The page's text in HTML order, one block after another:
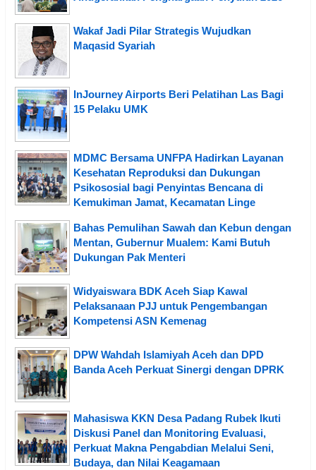
Wakaf Jadi Pilar Strategis Wujudkan
Maqasid Syariah
InJourney Airports Beri Pelatihan Las Bagi
15 Pelaku UMK
MDMC Bersama UNFPA Hadirkan Layanan
Kesehatan Reproduksi dan Dukungan
Psikososial bagi Penyintas Bencana di
Kemukiman Jamat, Kecamatan Linge
Bahas Pemulihan Sawah dan Kebun dengan
Mentan, Gubernur Mualem: Kami Butuh
Dukungan Pak Menteri
Widyaiswara BDK Aceh Siap Kawal
Pelaksanaan PJJ untuk Pengembangan
Kompetensi ASN Kemenag
DPW Wahdah Islamiyah Aceh dan DPD
Banda Aceh Perkuat Sinergi dengan DPRK
Mahasiswa KKN Desa Padang Rubek Ikuti
Diskusi Panel dan Monitoring Evaluasi,
Perkuat Makna Pengabdian Melalui Seni,
Budaya, dan Nilai Keagamaan